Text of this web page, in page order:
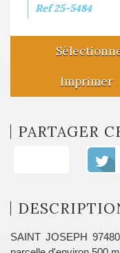
Ref 25-5484
Imprimer
PARTAGER
SAINT JOSEPH